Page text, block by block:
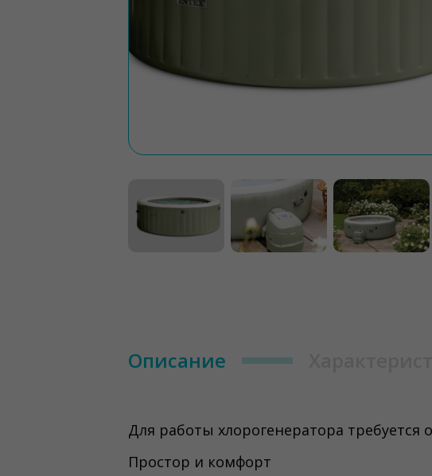
Описание
Для работы хлорогенератора требуется
Простор и комфорт